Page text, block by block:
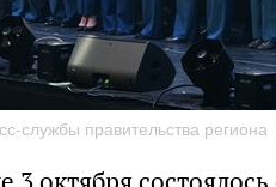
службы правительства региона